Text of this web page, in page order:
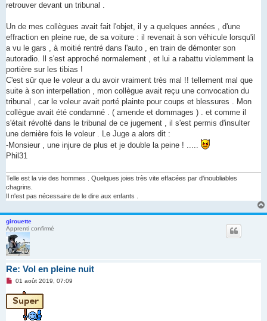
retrouver devant un tribunal .
Un de mes collègues avait fait l'objet, il y a quelques années , d'une
effraction en pleine rue, de sa voiture : il revenait à son véhicule lorsqu'il
a vu le gars , à moitié rentré dans l'auto , en train de démonter son
autoradio. Il s'est approché normalement , et lui a rabattu violemment la
portière sur les tibias !
C'est sûr que le voleur a du avoir vraiment très mal !! tellement mal que
suite à son interpellation , mon collègue avait reçu une convocation du
tribunal , car le voleur avait porté plainte pour coups et blessures . Mon
collègue avait été condamné . ( amende et dommages ) . et comme il
s'était révolté dans le tribunal de ce jugement , il s'est permis d'insulter
une dernière fois le voleur . Le Juge a alors dit :
-Monsieur , une injure de plus et je double la peine ! .....
Phil31
Telle est la vie des hommes . Quelques joies très vite effacées par d'inoubliables
chagrins.
Il n'est pas nécessaire de le dire aux enfants .
girouette
Apprenti confirmé
Re: Vol en pleine nuit
M
s
s
a
01 août 2019, 07:09